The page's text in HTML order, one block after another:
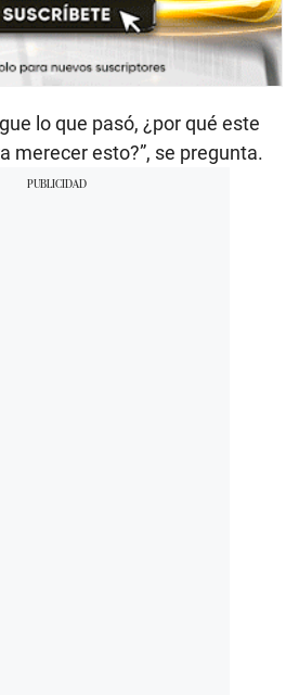
lo que pasó, ¿por qué este
merecer esto?”, se pregunta.